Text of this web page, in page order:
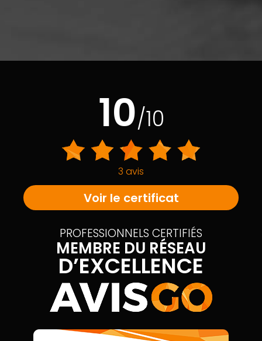
10/10
3 avis
Voir le certificat
PROFESSIONNELS CERTIFIÉS
MEMBRE DU RÉSEAU
D’EXCELLENCE